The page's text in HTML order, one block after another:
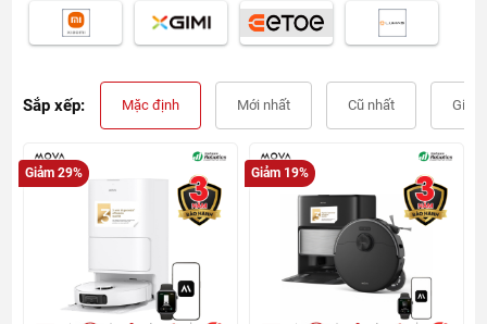
Sắp xếp: Mặc định Mới nhất Cũ nhất Giá
Giảm 29% Giảm 19%